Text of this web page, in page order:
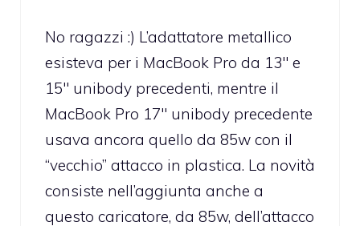
No ragazzi :) L’adattatore metallico
esisteva per i MacBook Pro da 13″ e
15″ unibody precedenti, mentre il
MacBook Pro 17″ unibody precedente
usava ancora quello da 85w con il
“vecchio” attacco in plastica. La novità
consiste nell’aggiunta anche a
questo caricatore, da 85w, dell’attacco